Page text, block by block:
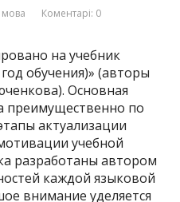
мова Коментарі: 0
на учебник
обучения)» (авторы
Основная
преимущественно по
актуализации
учебной
разработаны автором
каждой языковой
внимание уделяется